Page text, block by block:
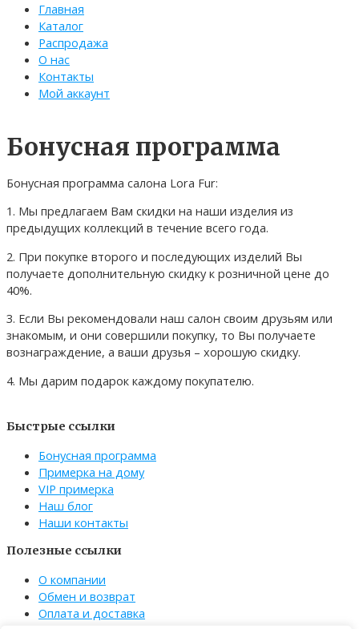
Главная
Каталог
Распродажа
О нас
Контакты
Мой аккаунт
Бонусная программа
Бонусная программа салона Lora Fur:
1. Мы предлагаем Вам скидки на наши изделия из
предыдущих коллекций в течение всего года.
2. При покупке второго и последующих изделий Вы
получаете дополнительную скидку к розничной цене до
40%.
3. Если Вы рекомендовали наш салон своим друзьям или
знакомым, и они совершили покупку, то Вы получаете
вознаграждение, а ваши друзья – хорошую скидку.
4. Мы дарим подарок каждому покупателю.
Быстрые ссылки
Бонусная программа
Примерка на дому
VIP примерка
Наш блог
Наши контакты
Полезные ссылки
О компании
Обмен и возврат
Оплата и доставка